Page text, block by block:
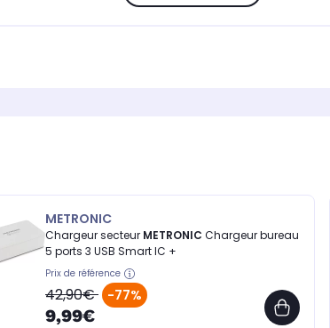
METRONIC
Chargeur secteur METRONIC
5 ports 3 USB Smart IC +
Prix de référence
42,90€ -77%
9,99€